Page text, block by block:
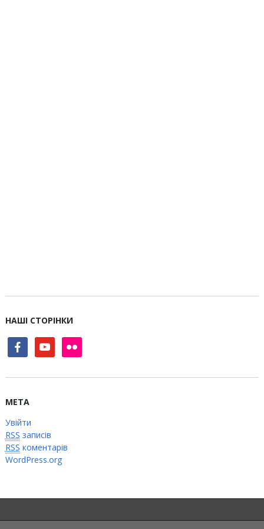
НАШІ СТОРІНКИ
facebookyoutube flickr
МЕТА
Увійти
RSS записів
RSS коментарів
WordPress.org